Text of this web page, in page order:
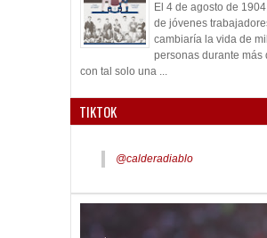
El 4 de agosto de
de jóvenes
cambiaría la vida de
personas durante más
con tal solo una ...
TIKTOK
@calderadiablo